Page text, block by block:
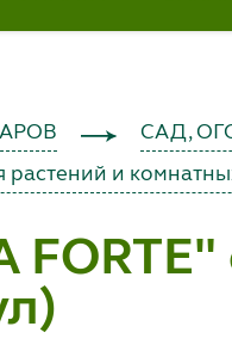
САД,
растений и